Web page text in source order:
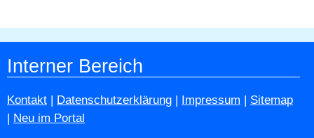
Interner Bereich
Kontakt | Datenschutzerklärung | Impressum | Sitemap
| Neu im Portal